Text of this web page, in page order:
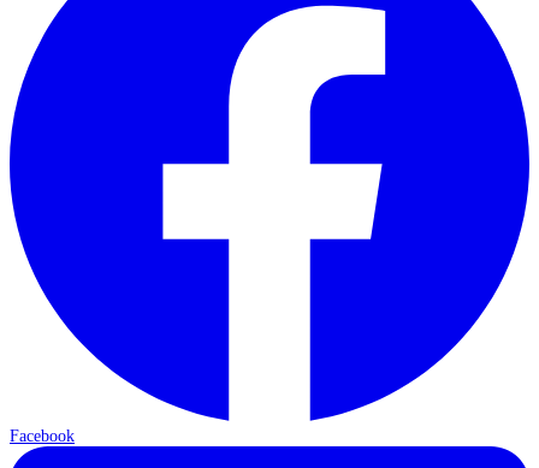
Facebook